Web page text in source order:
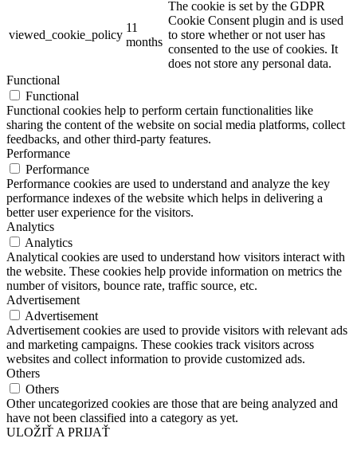
viewed_cookie_policy
11
months
The cookie is set by the GDPR
Cookie Consent plugin and is used
to store whether or not user has
consented to the use of cookies. It
does not store any personal data.
Functional
Functional
Functional cookies help to perform certain functionalities like
sharing the content of the website on social media platforms, collect
feedbacks, and other third-party features.
Performance
Performance
Performance cookies are used to understand and analyze the key
performance indexes of the website which helps in delivering a
better user experience for the visitors.
Analytics
Analytics
Analytical cookies are used to understand how visitors interact with
the website. These cookies help provide information on metrics the
number of visitors, bounce rate, traffic source, etc.
Advertisement
Advertisement
Advertisement cookies are used to provide visitors with relevant ads
and marketing campaigns. These cookies track visitors across
websites and collect information to provide customized ads.
Others
Others
Other uncategorized cookies are those that are being analyzed and
have not been classified into a category as yet.
ULOŽIŤ A PRIJAŤ